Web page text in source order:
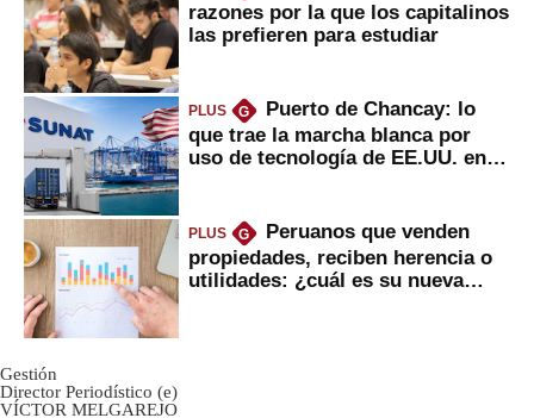
razones por la que los capitalinos
las prefieren para estudiar
PLUS G
Puerto de Chancay: lo
que trae la marcha blanca por
uso de tecnología de EE.UU. en
PLUS G
Peruanos que venden
propiedades, reciben herencia o
utilidades: ¿cuál es su nueva
Gestión
Director Periodístico (e)
VÍCTOR MELGAREJO